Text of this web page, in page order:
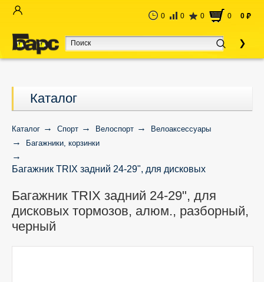
0 0 0 0 0 руб
Каталог
Каталог Спорт Велоспорт
Велоаксессуары
Багажники, корзинки
Багажник TRIX задний 24-29", для дисковых
Багажник TRIX задний 24-29", для
дисковых тормозов, алюм., разборный,
черный